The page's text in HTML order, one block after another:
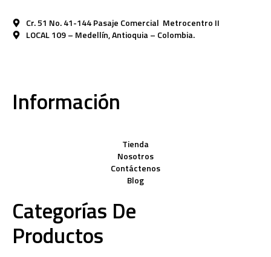
Cr. 51 No. 41-144 Pasaje Comercial Metrocentro II
LOCAL 109 – Medellín, Antioquia – Colombia.
Información
Tienda
Nosotros
Contáctenos
Blog
Categorías De
Productos